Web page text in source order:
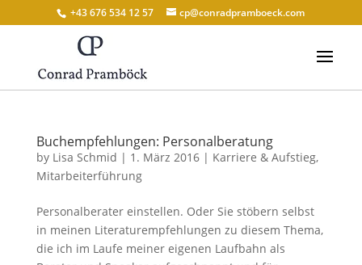
+43 676 534 12 57 cp@conradpramboeck.com
Buchempfehlungen: Personalberatung
by Lisa Schmid | 1. März 2016| Karriere & Aufstieg,
Mitarbeiterführung
Personalberater einstellen. Oder Sie stöbern selbst
in meinen Literaturempfehlungen zu diesem Thema,
die ich im Laufe meiner eigenen Laufbahn als